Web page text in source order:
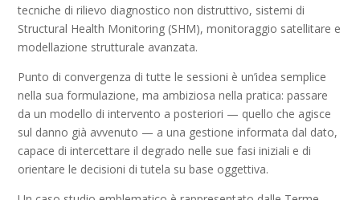
tecniche di rilievo diagnostico non distruttivo, sistemi di
Structural Health Monitoring (SHM), monitoraggio satellitare e
modellazione strutturale avanzata.
Punto di convergenza di tutte le sessioni è un’idea semplice
nella sua formulazione, ma ambiziosa nella pratica: passare
da un modello di intervento a posteriori — quello che agisce
sul danno già avvenuto — a una gestione informata dal dato,
capace di intercettare il degrado nelle sue fasi iniziali e di
orientare le decisioni di tutela su base oggettiva.